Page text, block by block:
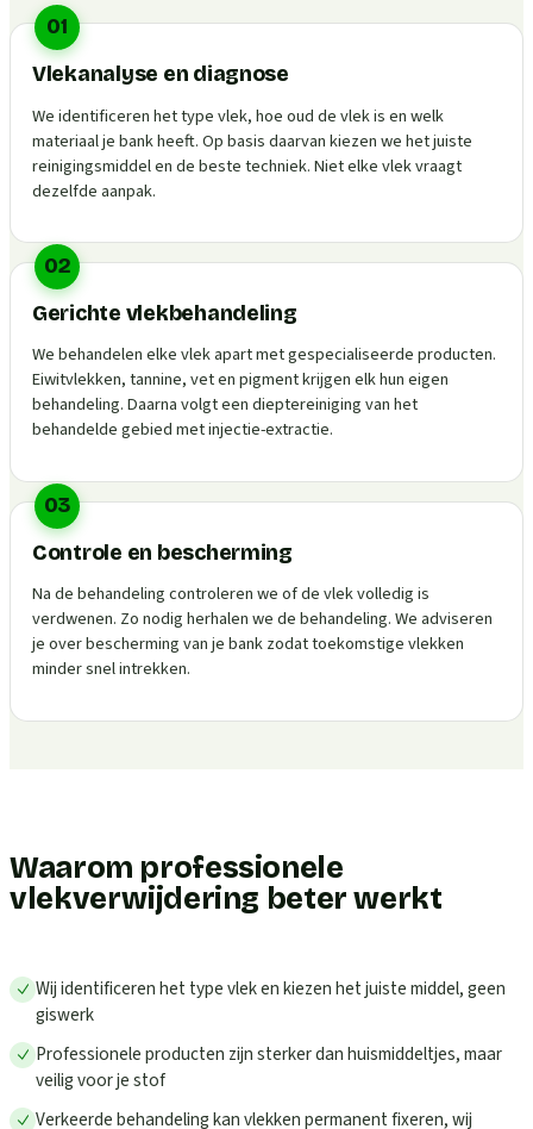
01
Vlekanalyse en diagnose
We identificeren het type vlek, hoe oud de vlek is en welk
materiaal je bank heeft. Op basis daarvan kiezen we het juiste
reinigingsmiddel en de beste techniek. Niet elke vlek vraagt
dezelfde aanpak.
02
Gerichte vlekbehandeling
We behandelen elke vlek apart met gespecialiseerde producten.
Eiwitvlekken, tannine, vet en pigment krijgen elk hun eigen
behandeling. Daarna volgt een dieptereiniging van het
behandelde gebied met injectie-extractie.
03
Controle en bescherming
Na de behandeling controleren we of de vlek volledig is
verdwenen. Zo nodig herhalen we de behandeling. We adviseren
je over bescherming van je bank zodat toekomstige vlekken
minder snel intrekken.
Waarom professionele
vlekverwijdering beter werkt
Wij identificeren het type vlek en kiezen het juiste middel, geen
giswerk
Professionele producten zijn sterker dan huismiddeltjes, maar
veilig voor je stof
Verkeerde behandeling kan vlekken permanent fixeren, wij